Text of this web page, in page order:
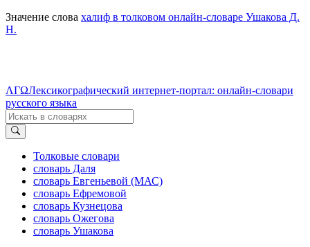
Значение слова халиф в толковом онлайн-словаре Ушакова Д.
Н.
ΛΓΩЛексикографический интернет-портал: онлайн-словари
русского языка
Толковые словари
словарь Даля
словарь Евгеньевой (МАС)
словарь Ефремовой
словарь Кузнецова
словарь Ожегова
словарь Ушакова